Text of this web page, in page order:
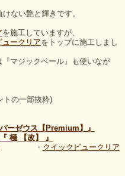
ない艶と輝きです。
を施工していますが、
ュークリアをトップに施工しまし
マジックベール』も使いなが
の一部抜粋)
ーゼウス【Premium】』
『 極 【改】 』
クイックビュークリア